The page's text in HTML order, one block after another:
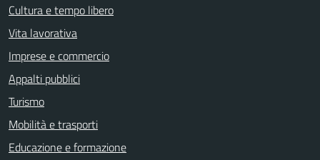
Cultura e tempo libero
Vita lavorativa
Imprese e commercio
Appalti pubblici
Turismo
Mobilità e trasporti
Educazione e formazione